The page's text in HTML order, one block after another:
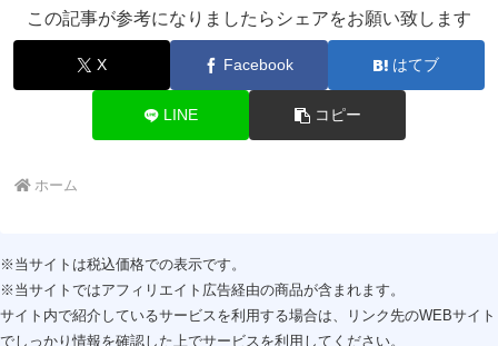
この記事が参考になりましたらシェアをお願い致します
X Facebook はてブ
LINE コピー
ホーム
※当サイトは税込価格での表示です。
※当サイトではアフィリエイト広告経由の商品が含まれます。
サイト内で紹介しているサービスを利用する場合は、リンク先のWEBサイト
でしっかり情報を確認した上でサービスを利用してください。